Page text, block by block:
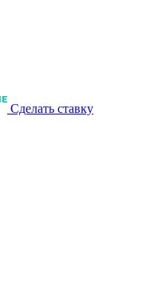
Сделать ставку